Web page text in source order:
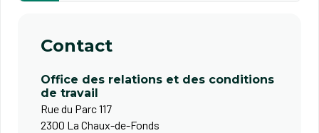
Contact
Office des relations et des conditions
de travail
Rue du Parc 117
2300 La Chaux-de-Fonds